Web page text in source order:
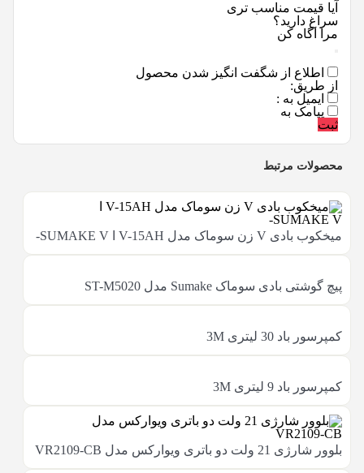
آیا قیمت مناسب تری
سراغ دارید؟
مرا اگاه کن
اطلاع از شگفت انگیز شدن محصول
از طریق:
ایمیل به :
پیامک به
ثبت
محصولات مرتبط
میخکوب بادی V زن سوماک مدل V-15AH ا SUMAKE V-
پیچ گوشتی بادی سوماک Sumake مدل ST-M5020
کمپرسور باد 30 لیتری 3M
کمپرسور باد 9 لیتری 3M
بلوور شارژی 21 ولت دو باتری ویوارکس مدل VR2109-CB